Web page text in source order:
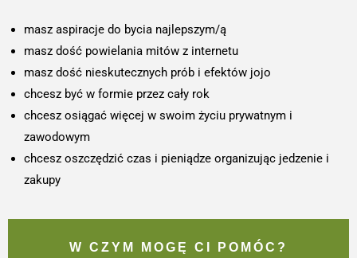
masz aspiracje do bycia najlepszym/ą
masz dość powielania mitów z internetu
masz dość nieskutecznych prób i efektów jojo
chcesz być w formie przez cały rok
chcesz osiągać więcej w swoim życiu prywatnym i
zawodowym
chcesz oszczędzić czas i pieniądze organizując jedzenie i
zakupy
W CZYM MOGĘ CI POMÓC?